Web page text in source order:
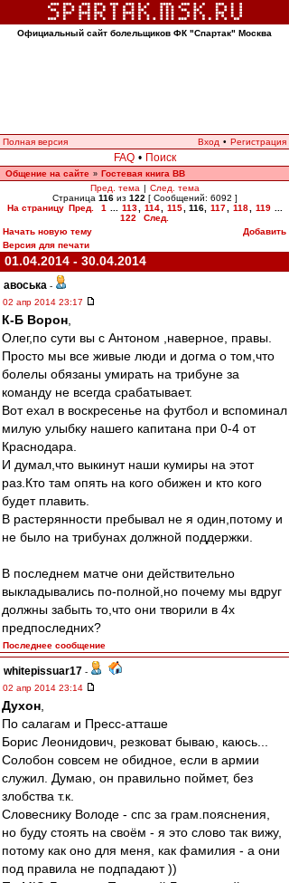
Официальный сайт болельщиков ФК "Спартак" Москва
Полная версия Вход • Регистрация
FAQ • Поиск
Общение на сайте » Гостевая книга ВВ
Пред. тема | След. тема
Страница 116из 122 [ Сообщений: 6092 ]
На страницу Пред. 1 113 114 115 116 117 118 119
122
След.
Начать новую тему
Добавить
Версия для печати
01.04.2014 - 30.04.2014
авоська -
02 апр 2014 23:17
К-Б Ворон
Олег,по сути вы с Антоном ,наверное, правы.
Просто мы все живые люди и догма о том,что
болелы обязаны умирать на трибуне за
команду не всегда срабатывает.
Вот ехал в воскресенье на футбол и вспоминал
милую улыбку нашего капитана при 0-4 от
Краснодара.
И думал,что выкинут наши кумиры на этот
раз.Кто там опять на кого обижен и кто кого
будет плавить.
В растерянности пребывал не я один,потому и
не было на трибунах должной поддержки.
В последнем матче они действительно
выкладывались по-полной,но почему мы вдруг
должны забыть то,что они творили в 4х
предпоследних?
Последнее сообщение
whitepissuar17 -
02 апр 2014 23:14
Духон
По салагам и Пресс-атташе
Борис Леонидович, резковат бываю, каюсь...
Солобон совсем не обидное, если в армии
служил. Думаю, он правильно поймет, без
злобства т.к.
Словеснику Володе - спс за грам.пояснения,
но буду стоять на своём - я это слово так вижу,
потому как оно для меня, как фамилия - а они
под правила не подпадают ))